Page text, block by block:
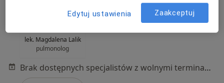
lek. Magdalena Lalik
pulmonolog
Brak dostępnych specjalistów z wolnymi terminami w tym centrum medycznym.
Edytuj ustawienia Zaakceptuj